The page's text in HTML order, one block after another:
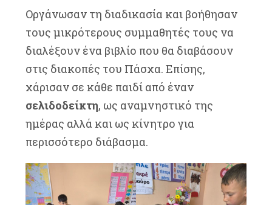
Οργάνωσαν τη διαδικασία και βοήθησαν
τους μικρότερους συμμαθητές τους να
διαλέξουν ένα βιβλίο που θα διαβάσουν
στις διακοπές του Πάσχα. Επίσης,
χάρισαν σε κάθε παιδί από έναν
σελιδοδείκτη, ως αναμνηστικό της
ημέρας αλλά και ως κίνητρο για
περισσότερο διάβασμα.